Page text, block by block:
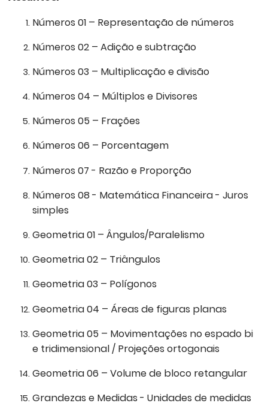
Números 01 – Representação de números
Números 02 – Adição e subtração
Números 03 – Multiplicação e divisão
Números 04 – Múltiplos e Divisores
Números 05 – Frações
Números 06 – Porcentagem
Números 07 - Razão e Proporção
Números 08 - Matemática Financeira - Juros
simples
Geometria 01 – Ângulos/Paralelismo
Geometria 02 – Triângulos
Geometria 03 – Polígonos
Geometria 04 – Áreas de figuras planas
Geometria 05 – Movimentações no espado bi
e tridimensional / Projeções ortogonais
Geometria 06 – Volume de bloco retangular
Grandezas e Medidas - Unidades de medidas